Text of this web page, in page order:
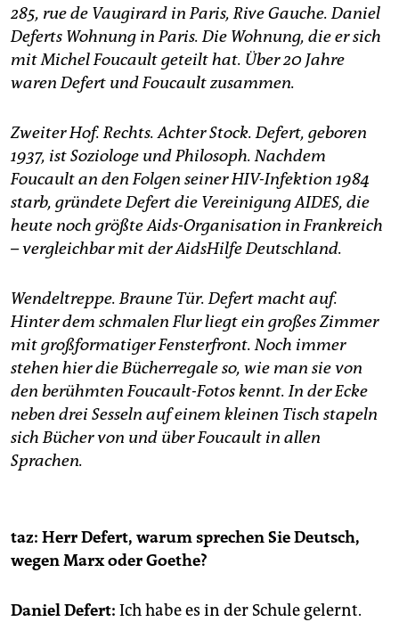
genossenschaft
epaper login
285, rue de Vaugirard in Paris, Rive Gauche. Daniel
Deferts Wohnung in Paris. Die Wohnung, die er sich
mit Michel Foucault geteilt hat. Über 20 Jahre
waren Defert und Foucault zusammen.
Zweiter Hof. Rechts. Achter Stock. Defert, geboren
1937, ist Soziologe und Philosoph. Nachdem
Foucault an den Folgen seiner HIV-Infektion 1984
starb, gründete Defert die Vereinigung AIDES, die
heute noch größte Aids-Organisation in Frankreich
– vergleichbar mit der AidsHilfe Deutschland.
Wendeltreppe. Braune Tür. Defert macht auf.
Hinter dem schmalen Flur liegt ein großes Zimmer
mit großformatiger Fensterfront. Noch immer
stehen hier die Bücherregale so, wie man sie von
den berühmten Foucault-Fotos kennt. In der Ecke
neben drei Sesseln auf einem kleinen Tisch stapeln
sich Bücher von und über Foucault in allen
Sprachen.
taz: Herr Defert, warum sprechen Sie Deutsch,
wegen Marx oder Goethe?
Daniel Defert: Ich habe es in der Schule gelernt.